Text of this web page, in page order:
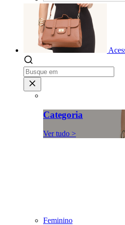
Categoria
Ver tudo >
Feminino